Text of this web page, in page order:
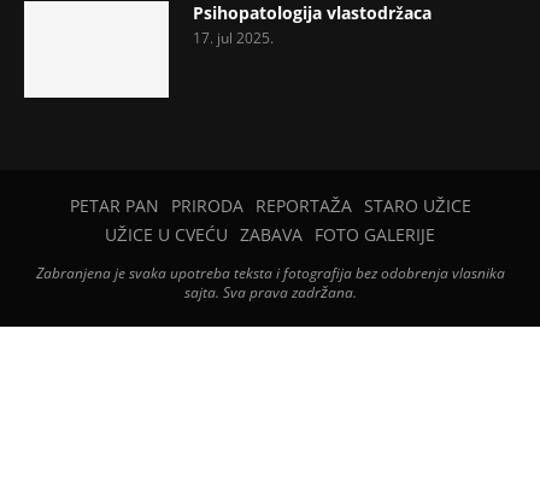
Psihopatologija vlastodržaca
17. jul 2025.
PETAR PAN PRIRODA REPORTAŽA
STARO UŽICE
UŽICE U CVEĆU ZABAVA FOTO GALERIJE
Zabranjena je svaka upotreba teksta i fotografija bez odobrenja vlasnika
sajta. Sva prava zadržana.